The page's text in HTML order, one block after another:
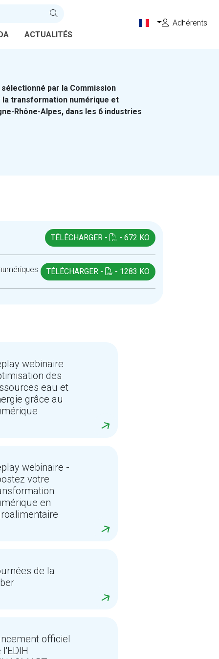
ACTUALITÉS
Adhérents
sélectionné par la Commission
la transformation numérique et
Rhône-Alpes, dans les 6 industries
TÉLÉCHARGER - - 672 KO
TÉLÉCHARGER - - 1283 KO
webinaire
des
eau et
grâce au
webinaire -
votre
en
de la
officiel
l'EDIH